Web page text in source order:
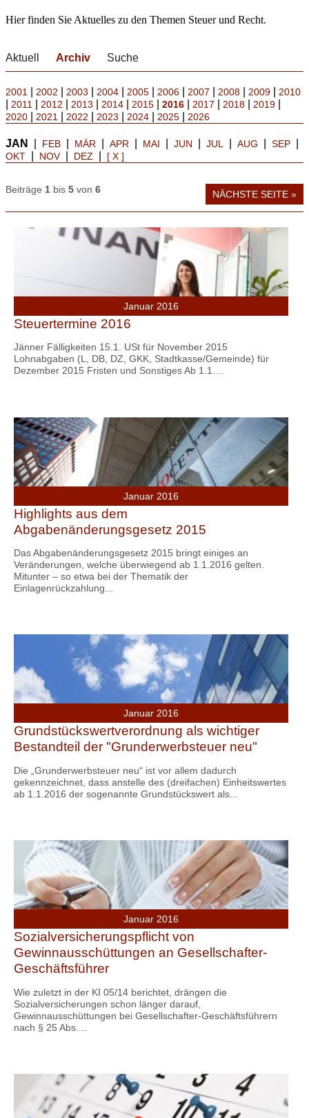
Hier finden Sie Aktuelles zu den Themen Steuer und Recht.
Aktuell Archiv Suche
2001 2002 2003 2004 2005 2006 2007 2008 2009 2010
2011 2012 2013 2014 2015 2016 2017 2018 2019
2020 2021 2022 2023 2024 2025 2026
JAN FEB MÄR APR MAI JUN JUL AUG SEP
OKT NOV| DEZ [ X ]
Beiträge 1 bis 5 von 6 NÄCHSTE SEITE »
Januar 2016
Steuertermine 2016
Jänner Fälligkeiten 15.1. USt für November 2015
Lohnabgaben (L, DB, DZ, GKK, Stadtkasse/Gemeinde) für
Dezember 2015 Fristen und Sonstiges Ab 1.1....
Januar 2016
Highlights aus dem
Abgabenänderungsgesetz 2015
Das Abgabenänderungsgesetz 2015 bringt einiges an
Veränderungen, welche überwiegend ab 1.1.2016 gelten.
Mitunter – so etwa bei der Thematik der
Einlagenrückzahlung...
Januar 2016
Grundstückswertverordnung als wichtiger
Bestandteil der "Grunderwerbsteuer neu"
Die „Grunderwerbsteuer neu“ ist vor allem dadurch
gekennzeichnet, dass anstelle des (dreifachen) Einheitswertes
ab 1.1.2016 der sogenannte Grundstückswert als...
Januar 2016
Sozialversicherungspflicht von
Gewinnausschüttungen an Gesellschafter-
Geschäftsführer
Wie zuletzt in der KI 05/14 berichtet, drängen die
Sozialversicherungen schon länger darauf,
Gewinnausschüttungen bei Gesellschafter-Geschäftsführern
nach § 25 Abs....